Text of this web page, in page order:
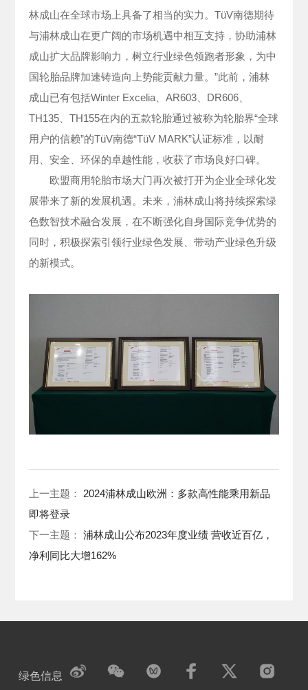
林成山在全球市场上具备了相当的实力。TüV南德期待
与浦林成山在更广阔的市场机遇中相互支持，协助浦林
成山扩大品牌影响力，树立行业绿色领跑者形象，为中
国轮胎品牌加速铸造向上势能贡献力量。”此前，浦林
成山已有包括Winter Excelia、AR603、DR606、
TH135、TH155在内的五款轮胎通过被称为轮胎界“全球
用户的信赖”的TüV南德“TüV MARK”认证标准，以耐
用、安全、环保的卓越性能，收获了市场良好口碑。
欧盟商用轮胎市场大门再次被打开为企业全球化发
展带来了新的发展机遇。未来，浦林成山将持续探索绿
色数智技术融合发展，在不断强化自身国际竞争优势的
同时，积极探索引领行业绿色发展、带动产业绿色升级
的新模式。
上一主题： 2024浦林成山欧洲：多款高性能乘用新品
即将登录
下一主题：浦林成山公布2023年度业绩 营收近百亿，
净利同比大增162%
绿色信息